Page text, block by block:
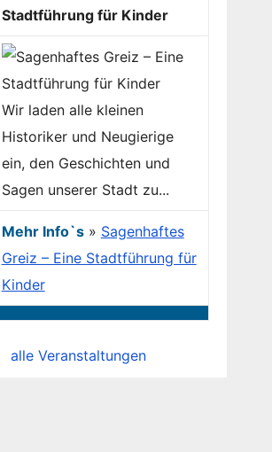
Stadtführung für Kinder
Wir laden alle kleinen
Historiker und Neugierige
ein, den Geschichten und
Sagen unserer Stadt zu...
Mehr Info`s» Sagenhaftes
Greiz – Eine Stadtführung für
Kinder
alle Veranstaltungen